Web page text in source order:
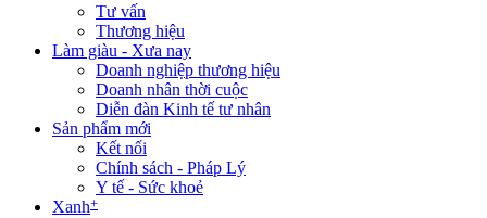
Tư vấn
Thương hiệu
Làm giàu - Xưa nay
Doanh nghiệp thương hiệu
Doanh nhân thời cuộc
Diễn đàn Kinh tế tư nhân
Sản phẩm mới
Kết nối
Chính sách - Pháp Lý
Y tế - Sức khoẻ
Xanh+